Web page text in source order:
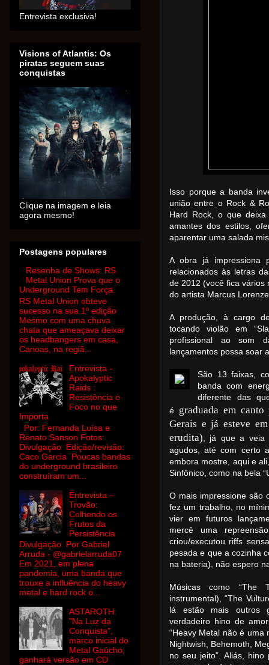
Isso porque a banda
união entre o Rock &
Hard Rock, o que
amantes dos estilos,
aparentar uma salada
A obra já impressiona
relacionados às letras
de 2012 (você fica vários
do artista Marcus
A produção, à cargo
tocando violão em
profissional ao som
lançamentos possa soar
São 13 faixas,
banda com
diferente das
é graduada em
Gerais e já esteve
erudita) , já que a veia
agudos, até com certo
embora mostre, aqui e
Sinfônico, como na bela
O mais impressione são
fez um trabalho, no
vier em futuros
mercê uma
criou/executou riffs
pesada e que a cozinha
na bateria), não espero
Músicas como “The
instrumental), “The
lá estão mais outros
verdadeiro hino de
“Heavy Metal não é uma
Nightwish, Behemoth,
no seu jeito”. Aliás,
Entrevista exclusiva!
Visions of Atlantis: Os
piratas seguem suas
conquistas
Clique na imagem e leia
agora mesmo!
Postagens populares
Resenha de Shows: RS
Metal Union Prova que o
Underground Tem Força
RS Metal Union obteve
sucesso na sua 1º edição
Mesmo com uma chuva
chata que ameaçava deixar
os headbangers em casa,
Canoas, na regiã...
Entrevista -
Apokalyptic
Raids :
Resistência e
Foco no que
Importa
Por: Fernanda Luísa e
Renato Sanson Fotos:
Divulgação Edição/revisão:
Caco Garcia Poucas bandas
do underground brasileiro
construíram um...
Entrevista –
Trovão:
Colhendo os
Frutos da
Persistência
Divulgação Por Gabriel
Arruda - @gabrielarruda07
Em 2021, em plena
pandemia, uma banda que
trouxe a influência do heavy
metal e hard rock o...
ASTAROTH:
"Na Luz da
Conquista",
marco inicial do
Metal Gaúcho,
ganhará versão em CD